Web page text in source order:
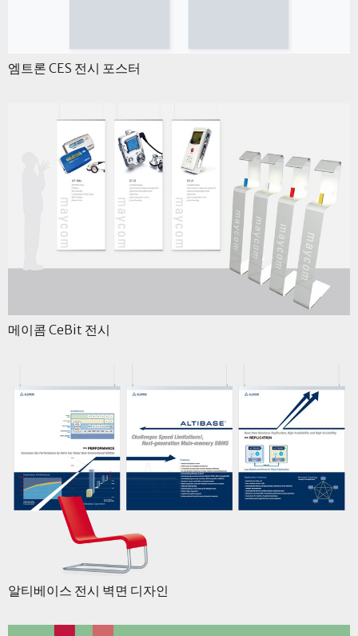
엠트론 CES 전시 포스터
메이콤 CeBit 전시
알티베이스 전시 벽면 디자인